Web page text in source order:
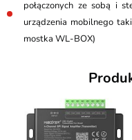
połączonych ze sobą i
urządzenia mobilnego
mostka WL-BOX)